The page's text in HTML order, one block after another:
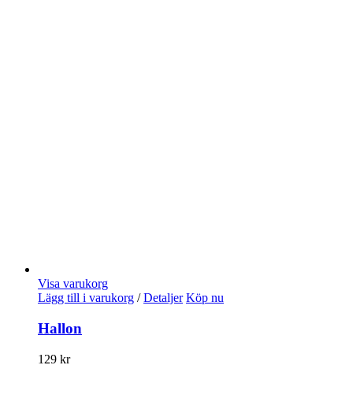
Visa varukorg
Lägg till i varukorg / Detaljer Köp nu
Hallon
129 kr